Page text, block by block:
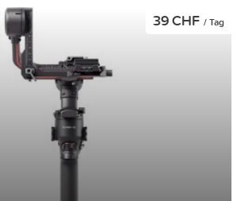
39 CHF / Tag